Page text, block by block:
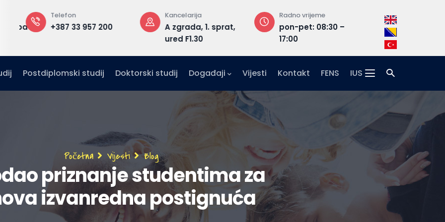
Telefon
+387 33 957 200
Kancelarija
A zgrada, 1. sprat,
ured F1.30
Radno vrijeme
pon-pet: 08:30 –
17:00
Adresa
Hrasnička
15, 71210 Ilidža
Postdiplomski studij Doktorski studij Događaji Vijesti Kontakt FENS IUS
Breadcrumb
Početna Vijesti Blog
priznanje studentima za
izvanredna postignuća